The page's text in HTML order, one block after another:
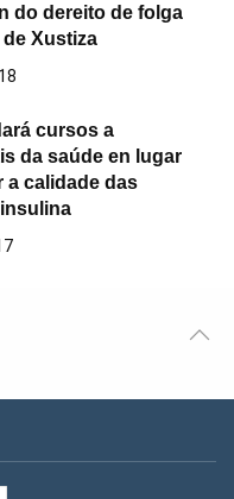
do dereito de folga
Xustiza
cursos a
da saúde en lugar
a calidade das